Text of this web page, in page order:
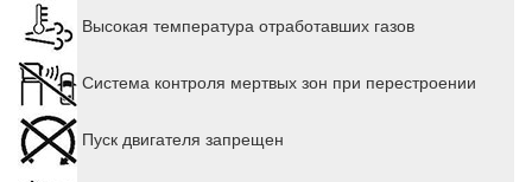
Высокая температура отработавших газов
Система контроля мертвых зон при перестроении
Пуск двигателя запрещен